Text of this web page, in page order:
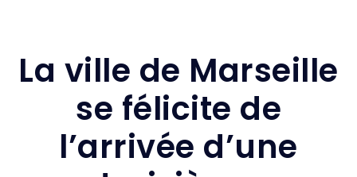
La ville de Marseille
se félicite de
l’arrivée d’une